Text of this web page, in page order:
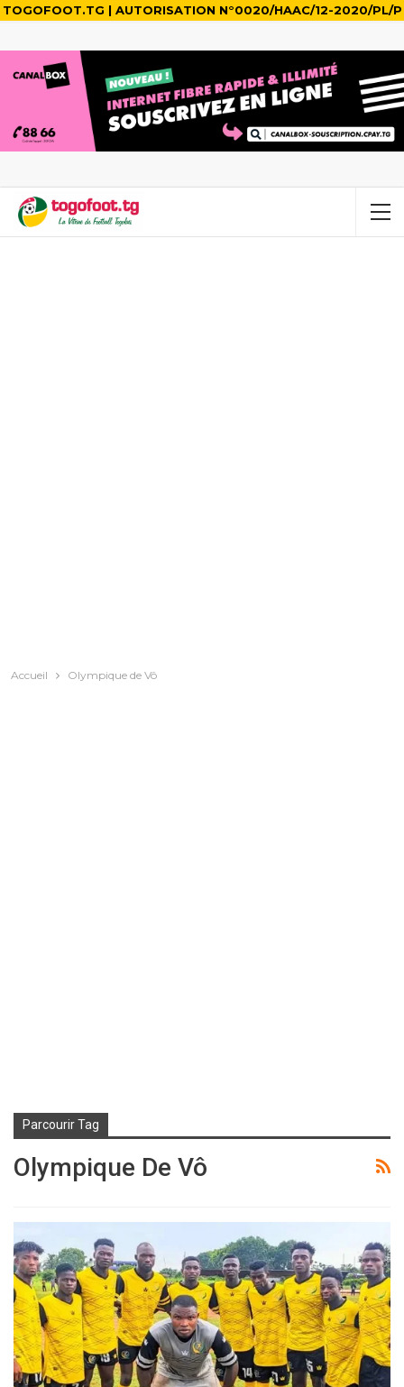
TOGOFOOT.TG | AUTORISATION N°0020/HAAC/12-2020/PL/P
Accueil Olympique de Vô
Parcourir Tag
Olympique De Vô